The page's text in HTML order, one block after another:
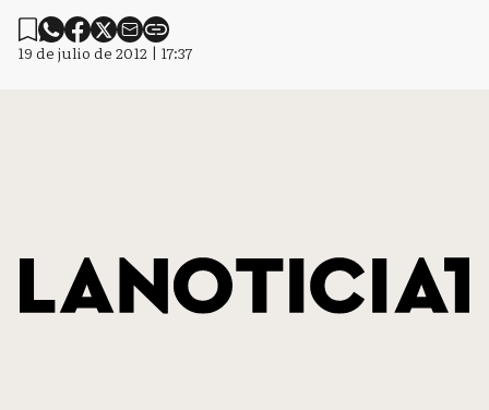
19 de julio de 2012 | 17:37